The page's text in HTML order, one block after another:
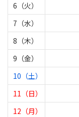
6（火）
7（水）
8（木）
9（金）
10（土）
11（日）
12（月）